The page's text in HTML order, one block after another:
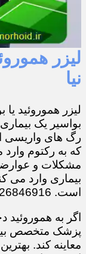
لیزر
نیا
لیزر هموروئید یا
بواسیر یک
رگ های واریسی
که به رکتوم
مشکلات و
بیماری وارد می
است. 09126846916 خانم مریم رحیمی
اگر به هموروئید
پزشک متخصص
معاینه کند.